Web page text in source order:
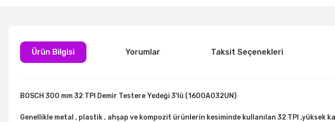
Ürün Bilgisi Yorumlar Taksit Seçenekleri
BOSCH 300 mm 32 TPI Demir Testere Yedeği 3'lü (1600A032UN)
Genellikle metal , plastik , ahşap ve kompozit ürünlerin kesiminde kullanılan 32 TPI ,yüksek